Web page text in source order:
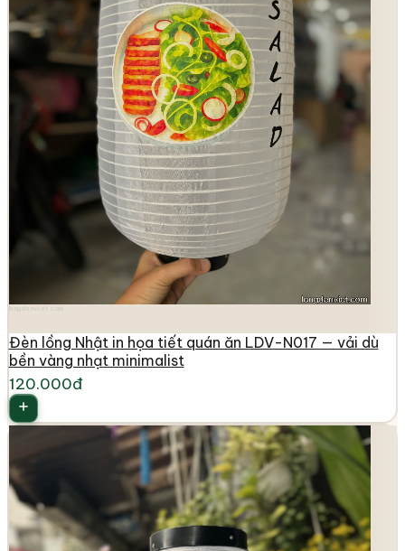
Đèn lồng Nhật in họa tiết quán ăn LDV-N017 — vải dù
bền vàng nhạt minimalist
120.000đ